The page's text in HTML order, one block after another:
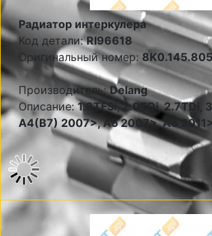
Радиатор интеркулера
Код детали:RI96618
Оригинальный номер:
Производитель:Delang
Описание:1.8TFSi, 2.0TDi, 2.7TDi,
A4(B7) 2007>, A5 2007>, A6